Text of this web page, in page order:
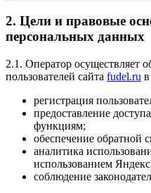
2. Цели и правовые
персональных данных
2.1. Оператор осуществляет
пользователей сайта fudel.ru
регистрация
предоставление
функциям;
обеспечение обратной
аналитика
использованием
соблюдение